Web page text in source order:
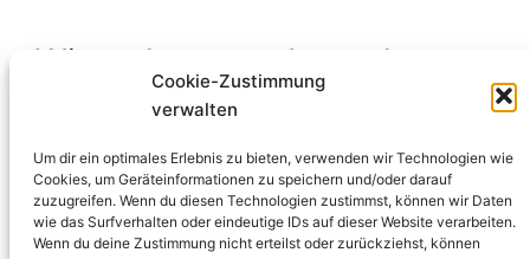
Cookie-Zustimmung
verwalten
Um dir ein optimales Erlebnis zu bieten, verwenden wir Technologien wie
Cookies, um Geräteinformationen zu speichern und/oder darauf
zuzugreifen. Wenn du diesen Technologien zustimmst, können wir Daten
wie das Surfverhalten oder eindeutige IDs auf dieser Website verarbeiten.
Wenn du deine Zustimmung nicht erteilst oder zurückziehst, können
Wir verlangen, abgesehen
von Materialkosten, kein
Geld für die Reparatur. Aber
wir bitten um eine Spende für